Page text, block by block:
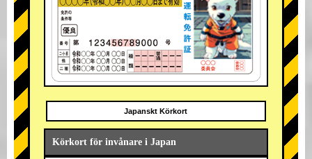
Japanskt Körkort
Körkort för invånare i Japan